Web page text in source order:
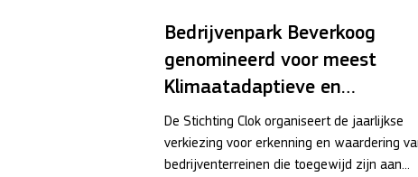
Bedrijvenpark Beverkoog
genomineerd voor meest
Klimaatadaptieve en
Natuurinclusieve
Bedrijventerrein
De Stichting Clok organiseert de jaarlijkse
verkiezing voor erkenning en waardering
bedrijventerreinen die toegewijd zijn aan...